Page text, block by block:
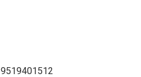
9519401512